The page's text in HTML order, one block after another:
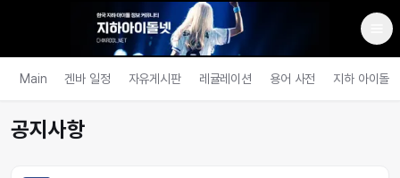
Main 겐바 일정 자유게시판 레귤레이션 용어 사전 지하 아이돌
공지사항